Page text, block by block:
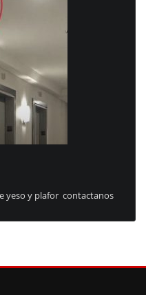
yeso y plafor contactanos